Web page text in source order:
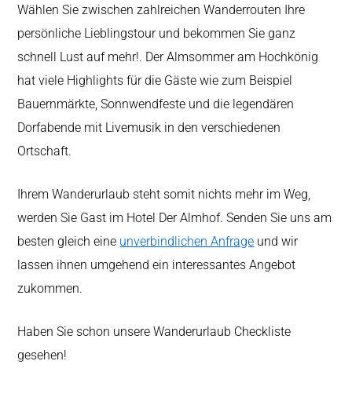
Wählen Sie zwischen zahlreichen Wanderrouten Ihre
persönliche Lieblingstour und bekommen Sie ganz
schnell Lust auf mehr!. Der Almsommer am Hochkönig
hat viele Highlights für die Gäste wie zum Beispiel
Bauernmärkte, Sonnwendfeste und die legendären
Dorfabende mit Livemusik in den verschiedenen
Ortschaft.
Ihrem Wanderurlaub steht somit nichts mehr im Weg,
werden Sie Gast im Hotel Der Almhof. Senden Sie uns am
besten gleich eine unverbindlichen Anfrage und wir
lassen ihnen umgehend ein interessantes Angebot
zukommen.
Haben Sie schon unsere Wanderurlaub Checkliste
gesehen!